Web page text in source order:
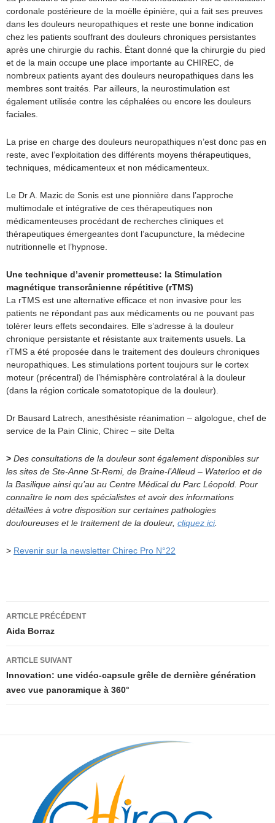
cordonale postérieure de la moëlle épinière, qui a fait ses preuves
dans les douleurs neuropathiques et reste une bonne indication
chez les patients souffrant des douleurs chroniques persistantes
après une chirurgie du rachis. Étant donné que la chirurgie du pied
et de la main occupe une place importante au CHIREC, de
nombreux patients ayant des douleurs neuropathiques dans les
membres sont traités. Par ailleurs, la neurostimulation est
également utilisée contre les céphalées ou encore les douleurs
faciales.
La prise en charge des douleurs neuropathiques n’est donc pas en
reste, avec l’exploitation des différents moyens thérapeutiques,
techniques, médicamenteux et non médicamenteux.
Le Dr A. Mazic de Sonis est une pionnière dans l’approche
multimodale et intégrative de ces thérapeutiques non
médicamenteuses procédant de recherches cliniques et
thérapeutiques émergeantes dont l’acupuncture, la médecine
nutritionnelle et l’hypnose.
Une technique d’avenir prometteuse: la Stimulation
magnétique transcrânienne répétitive (rTMS)
La rTMS est une alternative efficace et non invasive pour les
patients ne répondant pas aux médicaments ou ne pouvant pas
tolérer leurs effets secondaires. Elle s’adresse à la douleur
chronique persistante et résistante aux traitements usuels. La
rTMS a été proposée dans le traitement des douleurs chroniques
neuropathiques. Les stimulations portent toujours sur le cortex
moteur (précentral) de l’hémisphère controlatéral à la douleur
(dans la région corticale somatotopique de la douleur).
Dr Bausard Latrech, anesthésiste réanimation – algologue, chef de
service de la Pain Clinic, Chirec – site Delta
> Des consultations de la douleur sont également disponibles sur
les sites de Ste-Anne St-Remi, de Braine-l’Alleud – Waterloo et de
la Basilique ainsi qu’au au Centre Médical du Parc Léopold. Pour
connaître le nom des spécialistes et avoir des informations
détaillées à votre disposition sur certaines pathologies
douloureuses et le traitement de la douleur, cliquez ici.
> Revenir sur la newsletter Chirec Pro N°22
Navigation
des
articles
ARTICLE PRÉCÉDENT
Aida Borraz
ARTICLE SUIVANT
Innovation: une vidéo-capsule grêle de dernière génération
avec vue panoramique à 360°